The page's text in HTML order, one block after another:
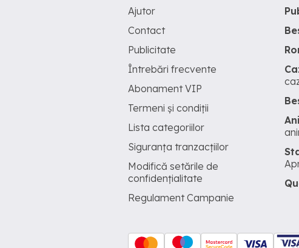
Ajutor
Contact
Publicitate
Întrebări frecvente
Abonament VIP
Termeni și condiții
Lista categoriilor
Siguranța tranzacțiilor
Modifică setările de
confidențialitate
Regulament Campanie